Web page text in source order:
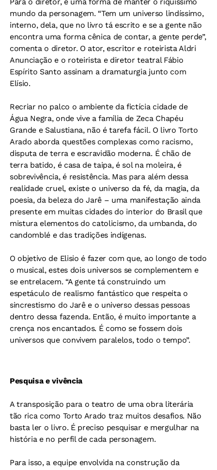
mundo da personagem. “Tem um universo lindíssimo,
interno, dela, que no livro tá escrito e se a gente não
encontra uma forma cênica de contar, a gente perde”,
comenta o diretor. O ator, escritor e roteirista Aldri
Anunciação e o roteirista e diretor teatral Fábio
Espírito Santo assinam a dramaturgia junto com
Elísio.
Recriar no palco o ambiente da fictícia cidade de
Água Negra, onde vive a família de Zeca Chapéu
Grande e Salustiana, não é tarefa fácil. O livro Torto
Arado aborda questões complexas como racismo,
disputa de terra e escravidão moderna. É chão de
terra batido, é casa de taipa, é sol na moleira, é
sobrevivência, é resistência. Mas para além dessa
realidade cruel, existe o universo da fé, da magia, da
poesia, da beleza do Jarê – uma manifestação ainda
presente em muitas cidades do interior do Brasil que
mistura elementos do catolicismo, da umbanda, do
candomblé e das tradições indígenas.
O objetivo de Elisio é fazer com que, ao longo de todo
o musical, estes dois universos se complementem e
se entrelacem. “A gente tá construindo um
espetáculo de realismo fantástico que respeita o
sincrestismo do Jarê e o universo dessas pessoas
dentro dessa fazenda. Então, é muito importante a
crença nos encantados. É como se fossem dois
universos que convivem paralelos, todo o tempo”.
Pesquisa e vivência
A transposição para o teatro de uma obra literária
tão rica como Torto Arado traz muitos desafios. Não
basta ler o livro. É preciso pesquisar e mergulhar na
história e no perfil de cada personagem.
Para isso, a equipe envolvida na construção da